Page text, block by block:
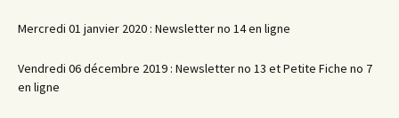
Mercredi 01 janvier 2020 : Newsletter no 14 en ligne
Vendredi 06 décembre 2019 : Newsletter no 13 et Petite Fiche no 7
en ligne